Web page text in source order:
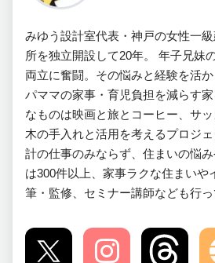
みゆう設計室代表・神戸の女性一
所を独立開設して20年。 年子兄妹
両立に奮闘。その悩みと経験を活
パママの家事・育児負担を減らす
なものは映画と旅とコーヒー、サ
木の手入れと活用を考えるプロジ
計の仕事のみならず、住まいの悩
は300件以上、家事ラクな住まいや
筆・監修、セミナー講師なども行っ